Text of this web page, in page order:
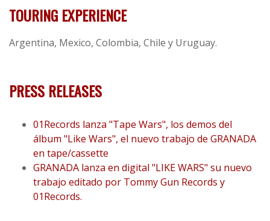
TOURING EXPERIENCE
Argentina, Mexico, Colombia, Chile y Uruguay.
PRESS RELEASES
01Records lanza "Tape Wars", los demos del
álbum "Like Wars", el nuevo trabajo de GRANADA
en tape/cassette
GRANADA lanza en digital "LIKE WARS" su nuevo
trabajo editado por Tommy Gun Records y
01Records.